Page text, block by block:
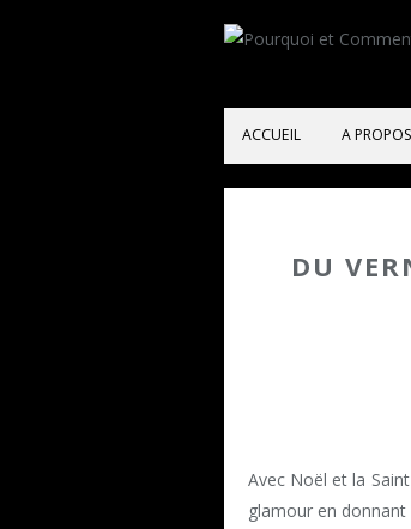
ACCUEIL A PROPOS
DU
Avec Noël et la
glamour en